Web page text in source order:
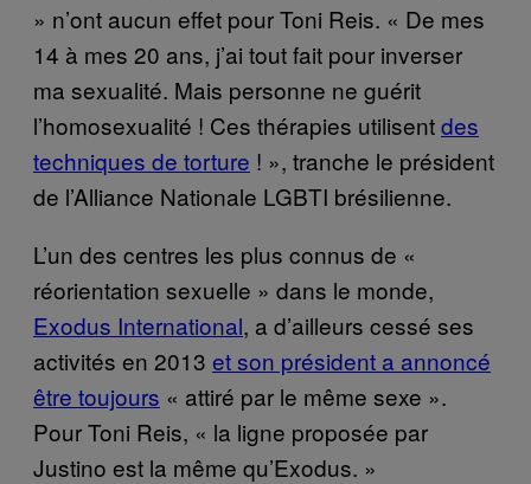
» n’ont aucun effet pour Toni Reis. « De mes
14 à mes 20 ans, j’ai tout fait pour inverser
ma sexualité. Mais personne ne guérit
l’homosexualité ! Ces thérapies utilisentdes
techniques de torture ! », tranche le président
de l’Alliance Nationale LGBTI brésilienne.
L’un des centres les plus connus de «
réorientation sexuelle » dans le monde,
Exodus International, a d’ailleurs cessé ses
activités en 2013 et son président a annoncé
être toujours « attiré par le même sexe ».
Pour Toni Reis, « la ligne proposée par
Justino est la même qu’Exodus. »